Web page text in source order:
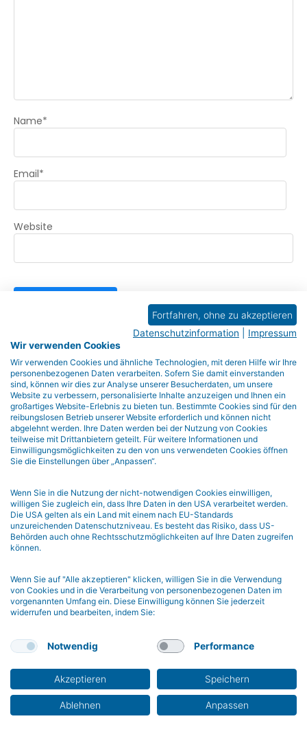
Name*
Email*
Website
Most Recent Posts
Monitoring und Steuerung von Veränderungsprozessen
in der Psychotherapie – Hamburg, Februar 2026
Monitoring und Steuerung von Veränderungsprozessen
in Psychotherapie und Beratung 2025
MENSCHLICHE VERÄNDERUNGSPROZESSE BEGLEITEN,
Fortfahren, ohne zu akzeptieren
Datenschutzinformation
Impressum
Wir verwenden Cookies
Wir verwenden Cookies und ähnliche Technologien, mit deren Hilfe wir Ihre
personenbezogenen Daten verarbeiten. Sofern Sie damit einverstanden
sind, können wir dies zur Analyse unserer Besucherdaten, um unsere
Website zu verbessern, personalisierte Inhalte anzuzeigen und Ihnen ein
großartiges Website-Erlebnis zu bieten tun. Bestimmte Cookies sind für den
reibungslosen Betrieb unserer Website erforderlich und können nicht
abgelehnt werden. Ihre Daten werden bei der Nutzung von Cookies
teilweise mit Drittanbietern geteilt. Für weitere Informationen und
Einwilligungsmöglichkeiten zu den von uns verwendeten Cookies öffnen
Sie die Einstellungen über „Anpassen“.
Wenn Sie in die Nutzung der nicht-notwendigen Cookies einwilligen,
willigen Sie zugleich ein, dass Ihre Daten in den USA verarbeitet werden.
Die USA gelten als ein Land mit einem nach EU-Standards
unzureichenden Datenschutzniveau. Es besteht das Risiko, dass US-
Behörden auch ohne Rechtsschutzmöglichkeiten auf Ihre Daten zugreifen
können.
Wenn Sie auf "Alle akzeptieren" klicken, willigen Sie in die Verwendung
von Cookies und in die Verarbeitung von personenbezogenen Daten im
vorgenannten Umfang ein. Diese Einwilligung können Sie jederzeit
widerrufen und bearbeiten, indem Sie:
Notwendig Performance
Akzeptieren Speichern
Ablehnen Anpassen